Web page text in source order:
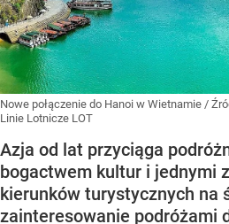
Nowe połączenie do Hanoi w Wietnamie /
Linie Lotnicze LOT
Azja od lat przyciąga
bogactwem kultur i jednymi
kierunków turystycznych na
zainteresowanie podróżami